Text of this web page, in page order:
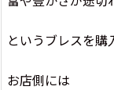
というブレスを購
お店側には